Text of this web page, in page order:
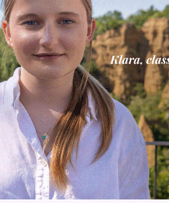
Piscina di Figline finanziata
Pnrr, il gruppo di Fratelli
ringraziamento al Governo”
Cronaca 4 Agosto 2026
Un anno fa la strage in A1 in
Gianni, Giulia e Franco. Lo
processo, lo stop ai sorpassi
Cronaca 3 Agosto 2026
Scomparso da una struttura
Fiorentino l’uomo che aveva
Levane nel 2020